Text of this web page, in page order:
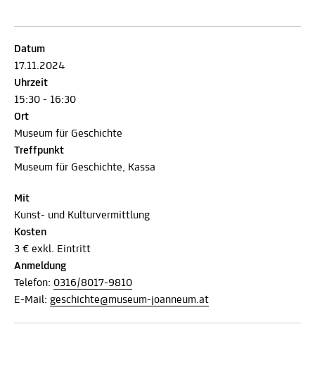
Datum
17.11.2024
Uhrzeit
15:30 - 16:30
Ort
Museum für Geschichte
Treffpunkt
Museum für Geschichte, Kassa
Mit
Kunst- und Kulturvermittlung
Kosten
3 € exkl. Eintritt
Anmeldung
Telefon: 0316/8017-9810
E-Mail: geschichte@museum-joanneum.at